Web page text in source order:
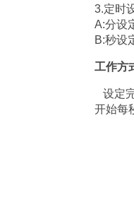
3.定时
A:分设
B:秒设
工作方
设定
开始每